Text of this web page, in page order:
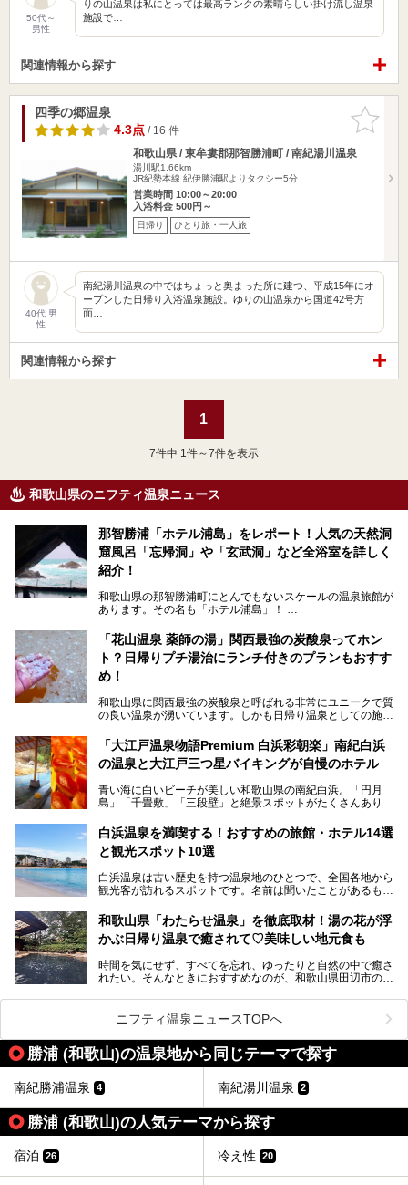
50代～
男性
りの山温泉は私にとっては最高ランクの素晴らしい掛け流し温泉
施設で…
関連情報から探す
お気に入
りに追加
四季の郷温泉
4.3点/ 16 件
和歌山県 / 東牟婁郡那智勝浦町 / 南紀湯川温泉
湯川駅1.66km
JR紀勢本線 紀伊勝浦駅よりタクシー5分
営業時間 10:00～20:00
入浴料金 500円～
日帰り ひとり旅・一人旅
40代 男
性
南紀湯川温泉の中ではちょっと奥まった所に建つ、平成15年にオ
ープンした日帰り入浴温泉施設。ゆりの山温泉から国道42号方
面…
関連情報から探す
1
7件中 1件～7件を表示
和歌山県のニフティ温泉ニュース
那智勝浦「ホテル浦島」をレポート！人気の天然洞
窟風呂「忘帰洞」や「玄武洞」など全浴室を詳しく
紹介！
和歌山県の那智勝浦町にとんでもないスケールの温泉旅館が
あります。その名も「ホテル浦島」！
泉。日本一長いエスカレーターで「本館」と「山上館」を結
び、海を一望する絶景も。
6ヵ所のお風呂のうち5ヵ所までは日帰り入浴も可。可愛ら
しいカメさんの形の送迎船「浦島丸」に乗っていざ、温泉の
湧く竜宮城へ！
───
提供元：那智勝浦町【PR】
この記事は那智勝浦町のPR記事です。
「花山温泉 薬師の湯」関西最強の炭酸泉ってホン
ト？日帰りプチ湯治にランチ付きのプランもおすす
め！
和歌山県に関西最強の炭酸泉と呼ばれる非常にユニークで質
の良い温泉が湧いています。しかも日帰り温泉としての施設
薬師の湯」。朝一番のお風呂にはパリパリシャリシャリと膜
が張って、それを砕きながら入浴できるとか！
ンチに人気のお食事処メニューも紹介しちゃいます！
「大江戸温泉物語Premium 白浜彩朝楽」南紀白浜
の温泉と大江戸三つ星バイキングが自慢のホテル
青い海に白いビーチが美しい和歌山県の南紀白浜。「円月
島」「千畳敷」「三段壁」と絶景スポットがたくさんありま
場する歴史の古さから日本三古湯の一つにも。
そんな「南紀白浜温泉」の「大江戸温泉物語Premium 白浜
グ」がスタートしました。温泉＆バイキング＆レジャースポ
ットとしてのこのホテルの魅力をたっぷり体験してきたので
───
提供元：大江戸温泉物語ホテルズ＆リゾーツ株式会社【P
この記事は大江戸温泉物語Premium 白浜彩朝楽のPR記事で
す。
白浜温泉を満喫する！おすすめの旅館・ホテル14選
と観光スポット10選
白浜温泉は古い歴史を持つ温泉地のひとつで、全国各地から
観光客が訪れるスポットです。名前は聞いたことがあるもの
か、実は知らない方も多いのではないでしょうか。
そこで今回は、白浜温泉ビギナー向けの基本情報をご紹介し
浜温泉を訪れるなら外せない観光スポットも合わせてご紹介
します。
和歌山県「わたらせ温泉」を徹底取材！湯の花が浮
かぶ日帰り温泉で癒されて♡美味しい地元食も
時間を気にせず、すべてを忘れ、ゆったりと自然の中で癒さ
れたい。そんなときにおすすめなのが、和歌山県田辺市の
の豊かな山々を眺めながら、どんどん期待が膨らみますよ。
「わたらせ温泉」では、温泉に入れるだけではなく、地元の
特産品を使った食事をいただける「露天食堂」でお腹も満た
すことができます。ぜひチェックしてくださいね。
ニフティ温泉ニュースTOPへ
勝浦 (和歌山)の温泉地から同じテーマで探す
南紀勝浦温泉 4 南紀湯川温泉 2
勝浦 (和歌山)の人気テーマから探す
宿泊 26 冷え性 20